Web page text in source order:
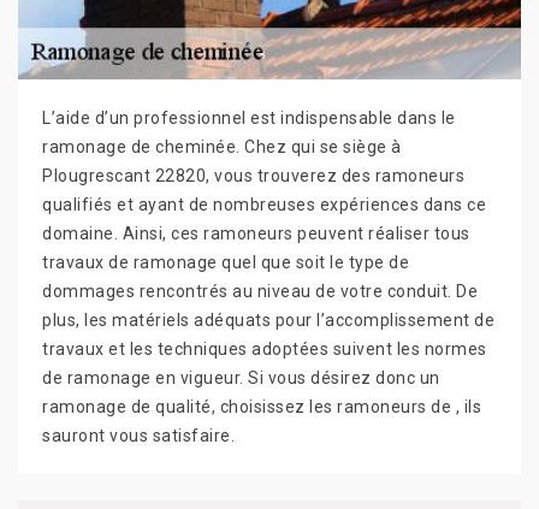
L’aide d’un professionnel est indispensable dans le
ramonage de cheminée. Chez qui se siège à
Plougrescant 22820, vous trouverez des ramoneurs
qualifiés et ayant de nombreuses expériences dans ce
domaine. Ainsi, ces ramoneurs peuvent réaliser tous
travaux de ramonage quel que soit le type de
dommages rencontrés au niveau de votre conduit. De
plus, les matériels adéquats pour l’accomplissement de
travaux et les techniques adoptées suivent les normes
de ramonage en vigueur. Si vous désirez donc un
ramonage de qualité, choisissez les ramoneurs de , ils
sauront vous satisfaire.